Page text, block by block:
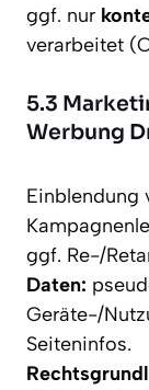
ggf. nur
verarbeitet
5.3
Werbung
Einblendung
ggf. Re-/
Daten:
Geräte-/
Seiteninfos.